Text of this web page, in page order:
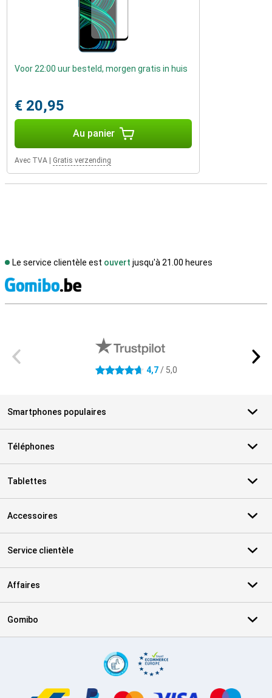
Voor 22:00 uur besteld, morgen gratis in huis
€ 20,95
Au panier
Avec TVA Gratis verzending
Le service clientèle est ouvert jusqu'à 21.00 heures
4.7 étoiles 4,7/ 5,0
Smartphones populaires
Téléphones
Tablettes
Accessoires
Service clientèle
Affaires
Gomibo